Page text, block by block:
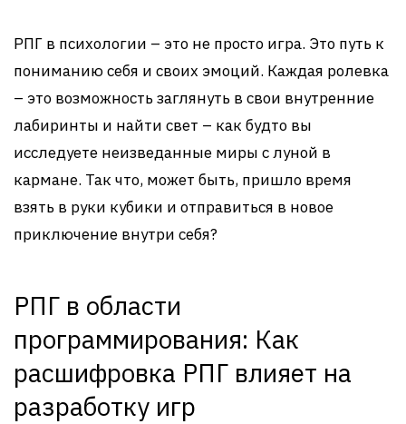
РПГ в психологии – это не просто игра. Это путь к
пониманию себя и своих эмоций. Каждая ролевка
– это возможность заглянуть в свои внутренние
лабиринты и найти свет – как будто вы
исследуете неизведанные миры с луной в
кармане. Так что, может быть, пришло время
взять в руки кубики и отправиться в новое
приключение внутри себя?
РПГ в области
программирования: Как
расшифровка РПГ влияет на
разработку игр